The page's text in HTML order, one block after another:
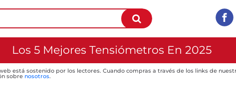
Los 5 Mejores Tensiómetros En 2025
está sostenido por los lectores. Cuando compras a través de los links de
sobre nosotros.